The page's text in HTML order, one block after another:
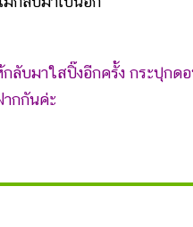
ลับมาใสปิ๊งอีกครั้ง กระปุกด
ากกันค่ะ